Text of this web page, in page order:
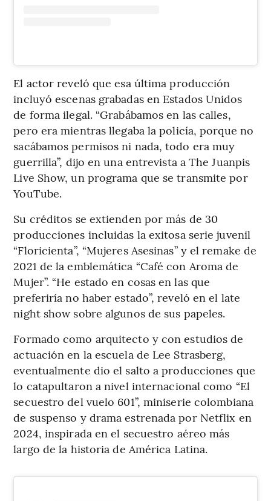
El actor reveló que esa última producción
incluyó escenas grabadas en Estados Unidos
de forma ilegal. “Grabábamos en las calles,
pero era mientras llegaba la policía, porque no
sacábamos permisos ni nada, todo era muy
guerrilla”, dijo en una entrevista a The Juanpis
Live Show, un programa que se transmite por
YouTube.
Su créditos se extienden por más de 30
producciones incluidas la exitosa serie juvenil
“Floricienta”, “Mujeres Asesinas” y el remake de
2021 de la emblemática “Café con Aroma de
Mujer”. “He estado en cosas en las que
preferiría no haber estado”, reveló en el late
night show sobre algunos de sus papeles.
Formado como arquitecto y con estudios de
actuación en la escuela de Lee Strasberg,
eventualmente dio el salto a producciones que
lo catapultaron a nivel internacional como “El
secuestro del vuelo 601”, miniserie colombiana
de suspenso y drama estrenada por Netflix en
2024, inspirada en el secuestro aéreo más
largo de la historia de América Latina.